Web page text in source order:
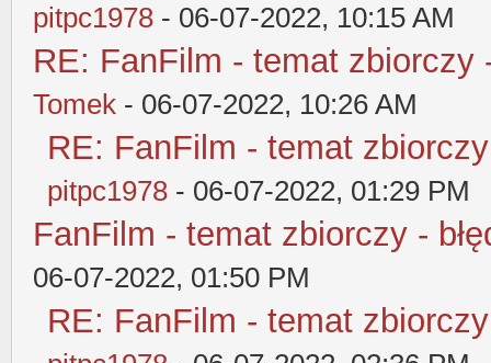
pitpc1978 - 06-07-2022, 10:15 AM
RE: FanFilm - temat zbiorczy
Tomek - 06-07-2022, 10:26 AM
RE: FanFilm - temat
pitpc1978 - 06-07-2022, 01:29 PM
FanFilm - temat zbiorczy -
06-07-2022, 01:50 PM
RE: FanFilm - temat